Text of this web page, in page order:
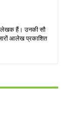
लेखक हैं। उनकी सौ
आलेख प्रकाशित